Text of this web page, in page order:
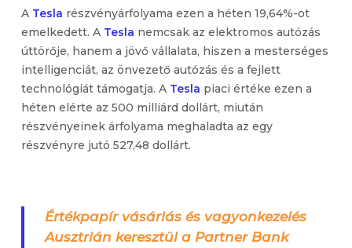
A Tesla részvényárfolyama ezen a héten 19,64%-ot
emelkedett. A Tesla nemcsak az elektromos autózás
úttörője, hanem a jövő vállalata, hiszen a mesterséges
intelligenciát, az önvezető autózás és a fejlett
technológiát támogatja. A Tesla piaci értéke ezen a
héten elérte az 500 milliárd dollárt, miután
részvényeinek árfolyama meghaladta az egy
részvényre jutó 527,48 dollárt.
Értékpapír vásárlás és vagyonkezelés
Ausztrián keresztül a Partner Bank